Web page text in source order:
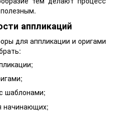
аппликаций
для аппликации и оригами
шаблонами;
начинающих;